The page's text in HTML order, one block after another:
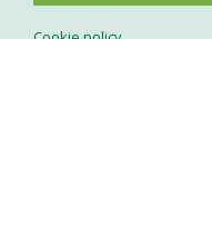
Cookie policy